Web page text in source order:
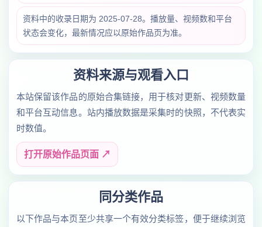
资料中的收录日期为 2025-07-28。播放量、视频数和平台
状态会变化，最新情况应以原始作品页为准。
资料来源与观看入口
本站保留该作品的原始合集链接，用于核对更新、视频数量
和平台互动信息。站内播放数据是采集时的快照，不代表实
时数值。
打开原始作品页面 ↗
同分类作品
以下作品与本页至少共享一个有效分类标签，便于继续浏览